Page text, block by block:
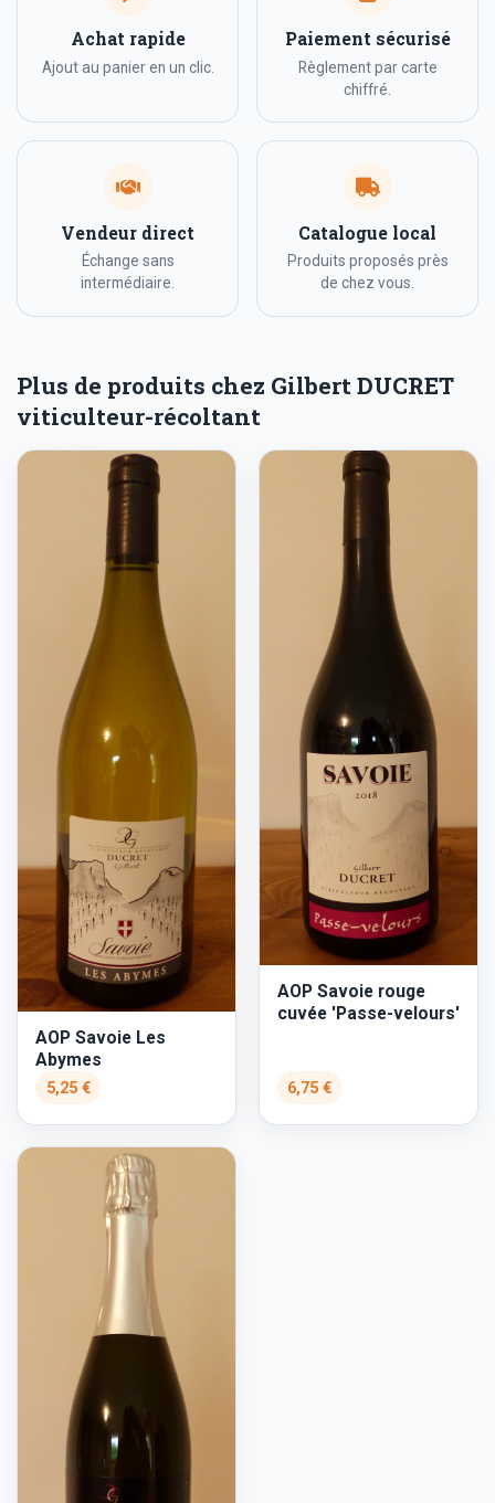
Achat rapide
Ajout au panier en un clic.
Paiement sécurisé
Règlement par carte
chiffré.
Vendeur direct
Échange sans
intermédiaire.
Catalogue local
Produits proposés près
de chez vous.
Plus de produits chez Gilbert DUCRET
viticulteur-récoltant
AOP Savoie Les
Abymes
5,25 €
AOP Savoie rouge
cuvée 'Passe-velours'
6,75 €